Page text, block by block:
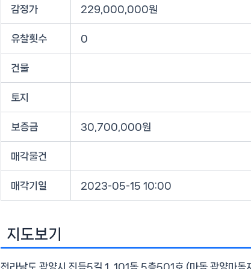
감정가 229,000,000원
유찰횟수 0
건물
토지
보증금 30,700,000원
매각물건
매각기일 2023-05-15 10:00
지도보기
전라남도 광양시 진등5길 1, 101동 5층501호 (마동,광양마동